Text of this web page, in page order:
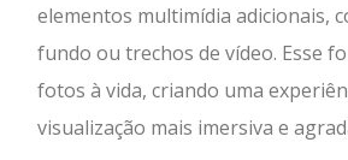
elementos multimídia adicionais,
fundo ou trechos de vídeo. Esse
fotos à vida, criando uma
visualização mais imersiva e